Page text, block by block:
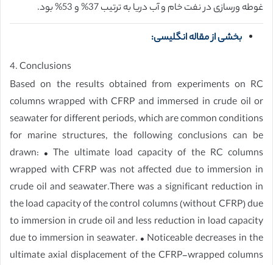
غوطه ورسازی در نفت خام و آب دریا به ترتیب 37% و 53% بود.
بخشی از مقاله انگلیسی:
4. Conclusions
Based on the results obtained from experiments on RC
columns wrapped with CFRP and immersed in crude oil or
seawater for different periods, which are common conditions
for marine structures, the following conclusions can be
drawn: • The ultimate load capacity of the RC columns
wrapped with CFRP was not affected due to immersion in
crude oil and seawater.There was a significant reduction in
the load capacity of the control columns (without CFRP) due
to immersion in crude oil and less reduction in load capacity
due to immersion in seawater. • Noticeable decreases in the
ultimate axial displacement of the CFRP-wrapped columns